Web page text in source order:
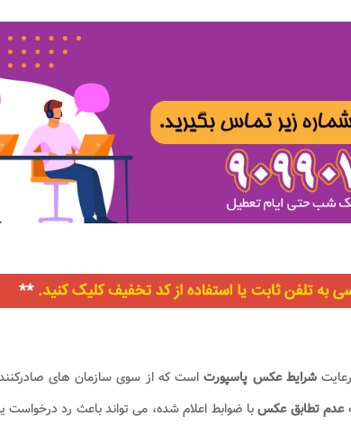
شرایط عکس پاسپورتاست که از سوی سازمان های
عدم تطابق عکسبا ضوابط اعلام شده، می تواند باعث رد درخواست